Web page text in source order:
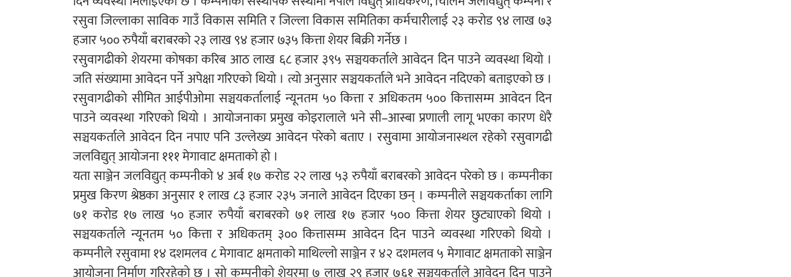
रसुवा जिल्लाका साविक गाउँ विकास समिति र जिल्ला विकास समितिका कर्मचारीलाई २३ करोड ९४ लाख ७३
हजार ५०० रुपैयाँ बराबरको २३ लाख ९४ हजार ७३५ कित्ता शेयर बिक्री गर्नेछ ।
रसुवागढीको शेयरमा कोषका करिब आठ लाख ६८ हजार ३९५ सञ्चयकर्ताले आवेदन दिन पाउने व्यवस्था थियो ।
जति संख्यामा आवेदन पर्ने अपेक्षा गरिएको थियो । त्यो अनुसार सञ्चयकर्ताले भने आवेदन नदिएको बताइएको छ ।
रसुवागढीको सीमित आईपीओमा सञ्चयकर्तालाई न्यूनतम ५० कित्ता र अधिकतम ५०० कित्तासम्म आवेदन दिन
पाउने व्यवस्था गरिएको थियो । आयोजनाका प्रमुख कोइरालाले भने सी–आस्बा प्रणाली लागू भएका कारण धेरै
सञ्चयकर्ताले आवेदन दिन नपाए पनि उल्लेख्य आवेदन परेको बताए । रसुवामा आयोजनास्थल रहेको रसुवागढी
जलविद्युत् आयोजना १११ मेगावाट क्षमताको हो ।
यता साञ्जेन जलविद्युत् कम्पनीको ४ अर्ब १७ करोड २२ लाख ५३ रुपैयाँ बराबरको आवेदन परेको छ । कम्पनीका
प्रमुख किरण श्रेष्ठका अनुसार १ लाख ८३ हजार २३५ जनाले आवेदन दिएका छन् । कम्पनीले सञ्चयकर्ताका लागि
७१ करोड १७ लाख ५० हजार रुपैयाँ बराबरको ७१ लाख १७ हजार ५०० कित्ता शेयर छुट्याएको थियो ।
सञ्चयकर्ताले न्यूनतम ५० कित्ता र अधिकतम् ३०० कित्तासम्म आवेदन दिन पाउने व्यवस्था गरिएको थियो ।
कम्पनीले रसुवामा १४ दशमलव ८ मेगावाट क्षमताको माथिल्लो साञ्जेन र ४२ दशमलव ५ मेगावाट क्षमताको साञ्जेन